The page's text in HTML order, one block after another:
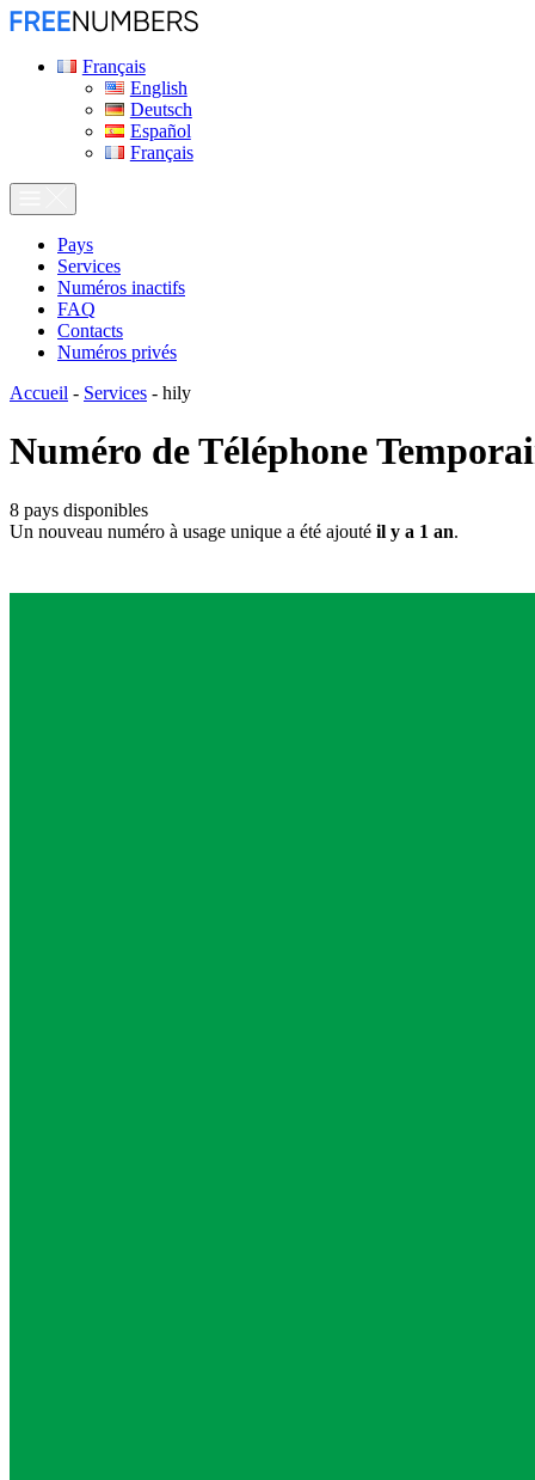
Français
English
Deutsch
Español
Français
Pays
Services
Numéros inactifs
FAQ
Contacts
Numéros privés
Accueil - Services - hily
Numéro de Téléphone
8 pays disponibles
Un nouveau numéro à usage unique a été ajouté il y a 1 an.